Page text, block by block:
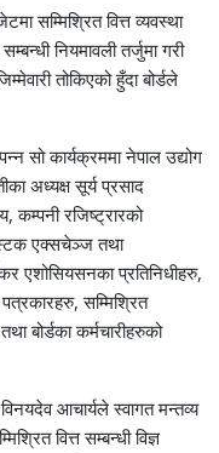
सम्मिश्रित वित्त व्यवस्था
नियमावली तर्जुमा गरी
तोकिएको हुँदा बोर्डले
सो कार्यक्रममा नेपाल उद्योग
अध्यक्ष सूर्य प्रसाद
कम्पनी रजिष्ट्रारको
स्टक एक्सचेञ्ज तथा
एशोसियसनका प्रतिनिधीहरु,
पत्रकारहरु, सम्मिश्रित
बोर्डका कर्मचारीहरुको
विनयदेव आचार्यले स्वागत मन्तव्य
वित्त सम्बन्धी विज्ञ